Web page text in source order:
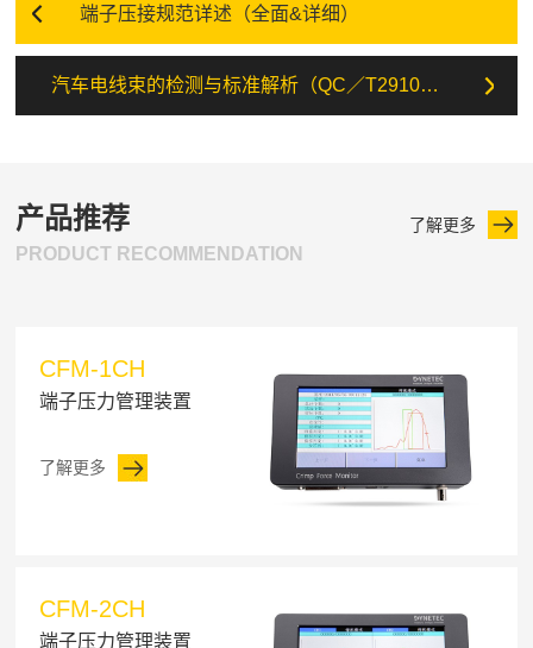
端子压接规范详述（全面&详细）
汽车电线束的检测与标准解析（QC／T29106）
产品推荐
PRODUCT RECOMMENDATION
了解更多
CFM-1CH
端子压力管理装置
了解更多
CFM-2CH
端子压力管理装置